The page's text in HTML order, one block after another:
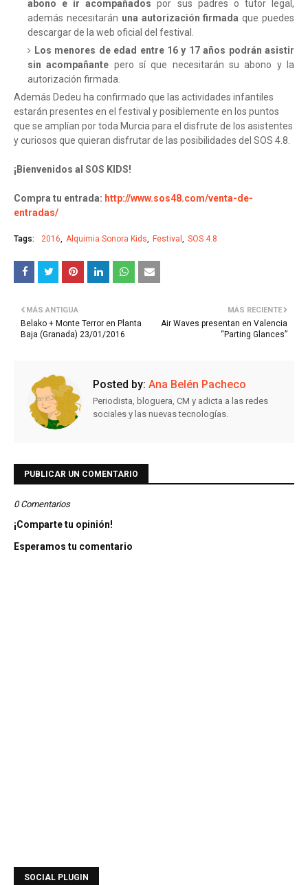
abono e ir acompañados por sus padres o tutor legal,
además necesitarán una autorización firmada que puedes
descargar de la web oficial del festival.
Los menores de edad entre 16 y 17 años podrán asistir
sin acompañante pero sí que necesitarán su abono y la
autorización firmada.
Además Dedeu ha confirmado que las actividades infantiles
estarán presentes en el festival y posiblemente en los puntos
que se amplían por toda Murcia para el disfrute de los asistentes
y curiosos que quieran disfrutar de las posibilidades del SOS 4.8.
¡Bienvenidos al SOS KIDS!
Compra tu entrada: http://www.sos48.com/venta-de-
entradas/
Tags: 2016 Alquimia Sonora Kids Festival SOS 4.8
MÁS RECIENTE
Air Waves presentan en Valencia
“Parting Glances”
MÁS ANTIGUA
Belako + Monte Terror en Planta
Baja (Granada) 23/01/2016
Posted by: Ana Belén Pacheco
Periodista, bloguera, CM y adicta a las redes
sociales y las nuevas tecnologías.
PUBLICAR UN COMENTARIO
0 Comentarios
¡Comparte tu opinión!
Esperamos tu comentario
SOCIAL PLUGIN